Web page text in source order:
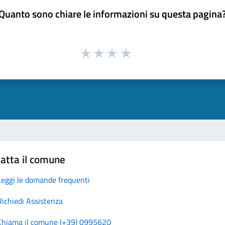
sono chiare le informazioni su questa
il comune
le domande frequenti
Assistenza
il comune (+39) 0995620